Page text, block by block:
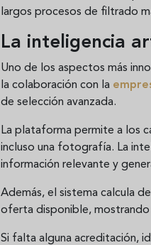
largos procesos de filtrado
La inteligencia
Uno de los aspectos más
la colaboración con la
de selección avanzada.
La plataforma permite a los
incluso una fotografía. La
información relevante y
Además, el sistema calcula
oferta disponible,
Si falta alguna acreditación,